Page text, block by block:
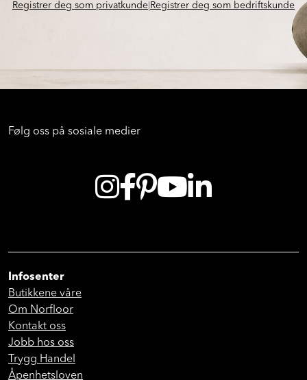
Registrer deg som privatkunde Registrer deg som bedriftskunde
Følg oss på sosiale medier
Infosenter
Butikkene våre
Om Norfloor
Kontakt oss
Jobb hos oss
Trygg Handel
Åpenhetsloven